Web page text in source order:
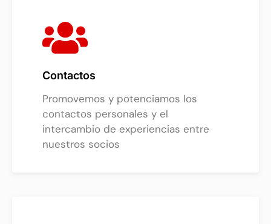
Contactos
Promovemos y potenciamos los
contactos personales y el
intercambio de experiencias entre
nuestros socios